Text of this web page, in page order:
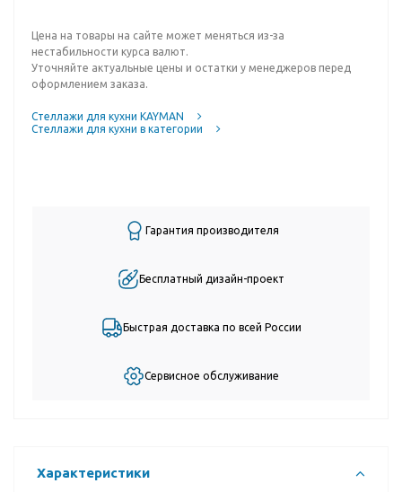
Цена на товары на сайте может меняться из-за
нестабильности курса валют.
Уточняйте актуальные цены и остатки у менеджеров перед
оформлением заказа.
Стеллажи для кухни KAYMAN
Стеллажи для кухни в категории
Гарантия производителя
Бесплатный дизайн-проект
Быстрая доставка по всей России
Сервисное обслуживание
Характеристики